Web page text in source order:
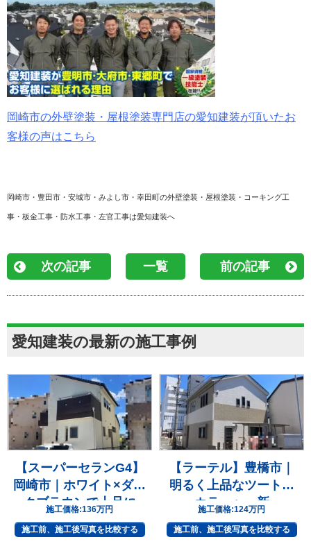
岡崎市の外壁塗装・屋根塗装専門店の愛知建装が頂いたお
客様の声はこちら
岡崎市・豊田市・安城市・みよし市・幸田町の外壁塗装・屋根塗装・コーキング工
事・板金工事・防水工事・左官工事は愛知建装へ
次の記事 一覧 前の記事
愛知建装の最新の施工事例
【スーパーセランG4】
岡崎市｜ホワイト×ダー
クブラウンで上品に
施工価格:136万円
施工前、施工後写真を比較する
【ラーテル】豊橋市｜
明るく上品なツートン
カラーへ一新
施工価格:124万円
施工前、施工後写真を比較する